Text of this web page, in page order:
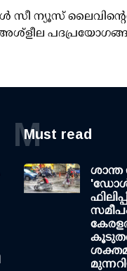
സീ ന്യൂസ്
Must read
M
ശാന്ത